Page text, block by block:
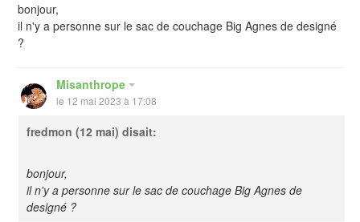
bonjour,
il n'y a personne sur le sac de couchage Big Agnes de designé
?
Misanthrope
le 12 mai 2023 à 17:08
fredmon (12 mai) disait:
bonjour,
il n'y a personne sur le sac de couchage Big Agnes de
designé ?